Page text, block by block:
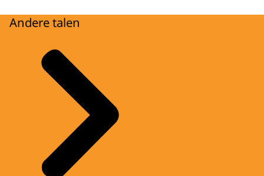
Andere talen